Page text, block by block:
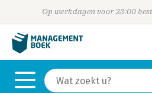
Op werkdagen voor 23:00